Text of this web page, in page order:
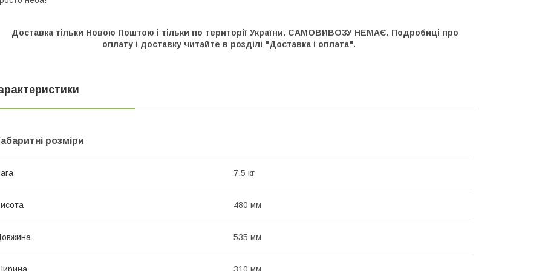
Доставка тільки Новою Поштою і тільки по території України. САМОВИВОЗУ НЕМАЄ. Подробиці про
оплату і доставку читайте в розділі "Доставка і оплата".
розміри
7.5 кг
480 мм
535 мм
310 мм